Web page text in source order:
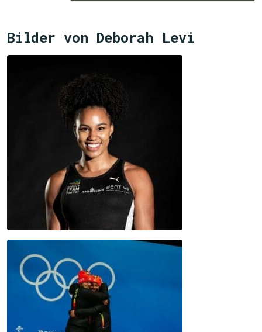
Bilder von Deborah Levi